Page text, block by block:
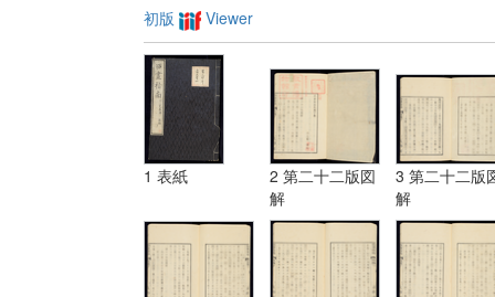
初版 Viewer
1 表紙
2 第二十二版図
解
3 第二十二版
解